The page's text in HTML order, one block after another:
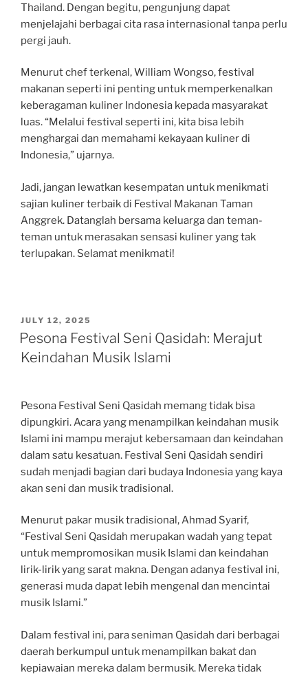
Thailand. Dengan begitu, pengunjung dapat
menjelajahi berbagai cita rasa internasional tanpa perlu
pergi jauh.
Menurut chef terkenal, William Wongso, festival
makanan seperti ini penting untuk memperkenalkan
keberagaman kuliner Indonesia kepada masyarakat
luas. “Melalui festival seperti ini, kita bisa lebih
menghargai dan memahami kekayaan kuliner di
Indonesia,” ujarnya.
Jadi, jangan lewatkan kesempatan untuk menikmati
sajian kuliner terbaik di Festival Makanan Taman
Anggrek. Datanglah bersama keluarga dan teman-
teman untuk merasakan sensasi kuliner yang tak
terlupakan. Selamat menikmati!
POSTED
ON
JULY 12, 2025
Pesona Festival Seni Qasidah: Merajut
Keindahan Musik Islami
Pesona Festival Seni Qasidah memang tidak bisa
dipungkiri. Acara yang menampilkan keindahan musik
Islami ini mampu merajut kebersamaan dan keindahan
dalam satu kesatuan. Festival Seni Qasidah sendiri
sudah menjadi bagian dari budaya Indonesia yang kaya
akan seni dan musik tradisional.
Menurut pakar musik tradisional, Ahmad Syarif,
“Festival Seni Qasidah merupakan wadah yang tepat
untuk mempromosikan musik Islami dan keindahan
lirik-lirik yang sarat makna. Dengan adanya festival ini,
generasi muda dapat lebih mengenal dan mencintai
musik Islami.”
Dalam festival ini, para seniman Qasidah dari berbagai
daerah berkumpul untuk menampilkan bakat dan
kepiawaian mereka dalam bermusik. Mereka tidak